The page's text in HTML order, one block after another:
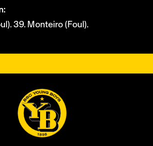
39. Monteiro (Foul).